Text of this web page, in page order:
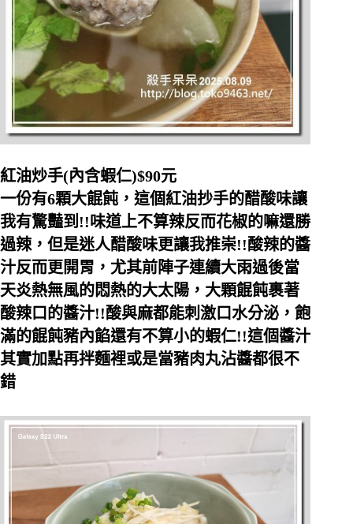
紅油炒手(內含蝦仁)$90元
一份有6顆大餛飩，這個紅油抄手的醋酸味讓
我有驚豔到!!味道上不算辣反而花椒的嘛還勝
過辣，但是迷人醋酸味更讓我推崇!!酸辣的醬
汁反而更開胃，尤其前陣子連續大雨過後當
天炎熱無風的悶熱的大太陽，大顆餛飩裹著
酸辣口的醬汁!!酸與麻都能刺激口水分泌，飽
滿的餛飩豬內餡還有不算小的蝦仁!!這個醬汁
其實加點再拌麵裡或是當豬肉丸沾醬都很不
錯